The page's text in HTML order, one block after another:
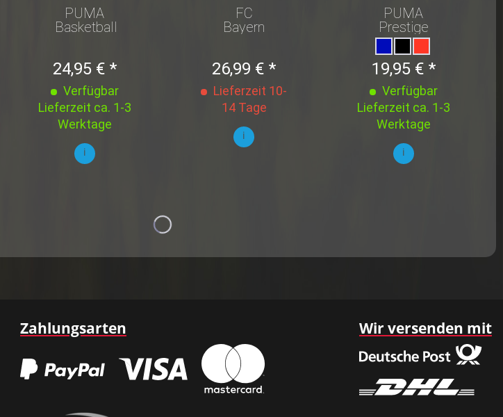
PUMA
Basketball
Unisex,...
24,95 € *
Verfügbar
Lieferzeit ca. 1-3
Werktage
i
FC
Bayern
26,99 € *
Lieferzeit 10-
14 Tage
i
PUMA
Prestige
Ball
19,95 € *
Verfügbar
Lieferzeit ca. 1-3
Werktage
i
Zahlungsarten Wir versenden mit